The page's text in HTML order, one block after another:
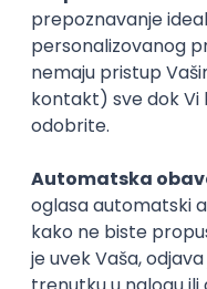
poznavanje
prethodno
ostvaren uspeh
ispunjavanje
postignute
druga
omladinskih
Važne